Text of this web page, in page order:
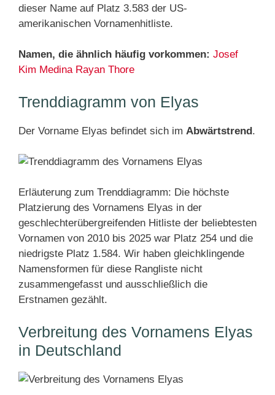
dieser Name auf Platz 3.583 der US-
amerikanischen Vornamenhitliste.
Namen, die ähnlich häufig vorkommen: Josef
Kim Medina Rayan Thore
Trenddiagramm von Elyas
Der Vorname Elyas befindet sich im Abwärtstrend.
Erläuterung zum Trenddiagramm: Die höchste
Platzierung des Vornamens Elyas in der
geschlechterübergreifenden Hitliste der beliebtesten
Vornamen von 2010 bis 2025 war Platz 254 und die
niedrigste Platz 1.584. Wir haben gleichklingende
Namensformen für diese Rangliste nicht
zusammengefasst und ausschließlich die
Erstnamen gezählt.
Verbreitung des Vornamens Elyas
in Deutschland